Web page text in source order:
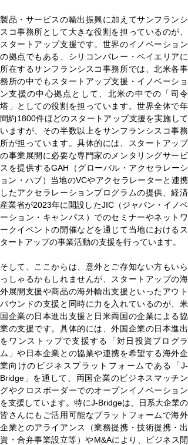
製品・サービスの輸出振興に加えてサンフランシ
スコ事務所として大きな役割を担っているのが、
スタートアップ支援です。世界のイノベーション
の拠点でもある、シリコンバレー・ベイエリアに
所在するサンフランシスコ事務所では、北米各事
務所の中でもスタートアップ支援・イノベーショ
ン支援の中心拠点として、北米の中での「司令
塔」としての役割を担っています。世界全体で年
間約1800件ほどのスタートアップ支援を実施して
いますが、その半数以上をサンフランシスコ事務
所が担っています。具体的には、スタートアップ
の事業展開に必要な専門家のメンタリングサービ
スを提供するGAH（グローバル・アクセラレーシ
ョン・ハブ）当地のVCやアクセラレーターと連携
したアクセラレーションプログラムの提供、経済
産業省が2023年に開設したJIC（ジャパン・イノベ
ーション・キャンパス）でのセミナーやネットワ
ークイベントの開催などを通じて当地におけるス
タートアップの事業活動の支援を行っています。
そして、ここからは、意外とご存知ない方もいら
っしゃるかもしれませんが、スタートアップの海
外展開支援や商品の海外輸出支援といったアウト
バウンドの支援と同時に力を入れているのが、米
国企業の日本進出支援と日米両国の企業による協
業の支援です。具体的には、外国企業の日本進出
をワンストップで支援する「対日投資プログラ
ム」や日本企業との協業や連携を希望する海外企
業向けのビジネスプラットフォームである「J-
Bridge」を通して、両国企業のビジネスマッチン
グやクロスボーダーでのオープンイノベーション
を支援しています。特にJ-Bridgeは、日系大企業の
皆さんにもご活用可能なプラットフォームで海外
企業とのアライアンス（業務提携・技術提携・出
資・合弁事業設立等）やM&Aにより、ビジネス開